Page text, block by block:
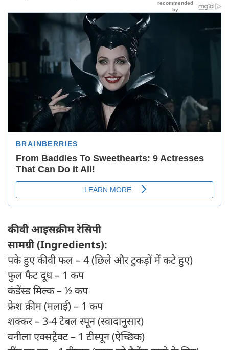
कीवी आइसक्रीम रेसिपी
सामग्री (Ingredients):
पके हुए कीवी फल – 4 (छिले और टुकड़ों में कटे हुए)
फुल फैट दूध – 1 कप
कंडेंस्ड मिल्क – ½ कप
फ्रेश क्रीम (मलाई) – 1 कप
शक्कर – 3-4 टेबल स्पून (स्वादानुसार)
वनीला एक्सट्रैक्ट – 1 टीस्पून (ऐच्छिक)